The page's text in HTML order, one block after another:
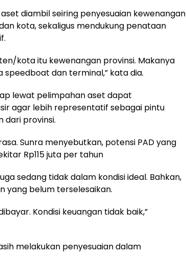
diambil seiring penyesuaian kewenangan
kota, sekaligus mendukung penataan
kota itu kewenangan provinsi. Makanya
dan terminal,” kata dia.
lewat pelimpahan aset dapat
agar lebih representatif sebagai pintu
dari provinsi.
Sunra menyebutkan, potensi PAD yang
Rp115 juta per tahun
sedang tidak dalam kondisi ideal. Bahkan,
yang belum terselesaikan.
Kondisi keuangan tidak baik,”
melakukan penyesuaian dalam